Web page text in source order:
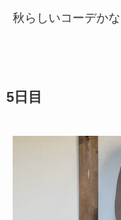
秋らしいコーデか
5日目